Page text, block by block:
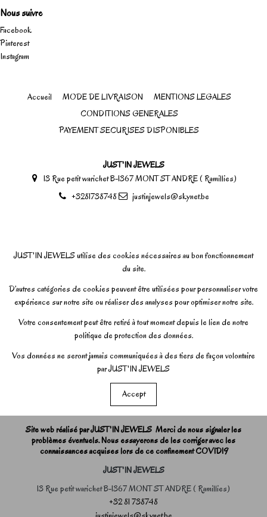
Nous suivre
Facebook
Pinterest
Instagram
Accueil MODE DE LIVRAISON
MENTIONS LEGALES
CONDITIONS GENERALES
PAYEMENT SECURISES DISPONIBLES
JUST'IN JEWELS
13 Rue petit warichet B-1367 MONT ST ANDRE ( Ramillies)
+3281738748
justinjewels@skynet.be
JUST'IN JEWELS utilise des cookies nécessaires au bon fonctionnement
du site.
D’autres catégories de cookies peuvent être utilisées pour personnaliser votre
expérience sur notre site ou réaliser des analyses pour optimiser notre site.
Votre consentement peut être retiré à tout moment depuis le lien de notre
politique de protection des données.
Vos données ne seront jamais communiquées à des tiers de façon volontaire
par JUST'IN JEWELS
Accept
Site web réalisé par JUST'IN JEWELS Merci de nous signaler les
problèmes éventuels. Nous essayerons de les corriger avec les
connaissances acquises lors de ce confinement COVID19
JUST'IN JEWELS
13 Rue petit warichet B-1367 MONT ST ANDRE ( Ramillies)
+32 81 738748